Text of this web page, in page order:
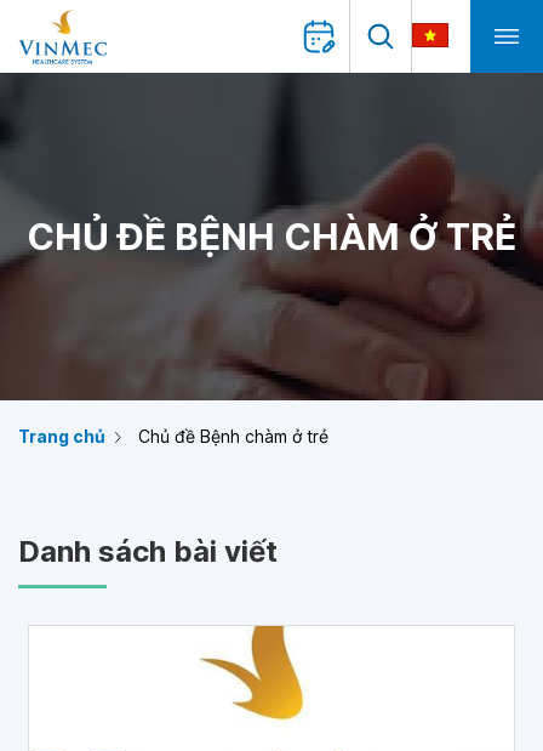
CHỦ ĐỀ BỆNH CHÀM Ở TRẺ
Trang chủ Chủ đề Bệnh chàm ở trẻ
Danh sách bài viết